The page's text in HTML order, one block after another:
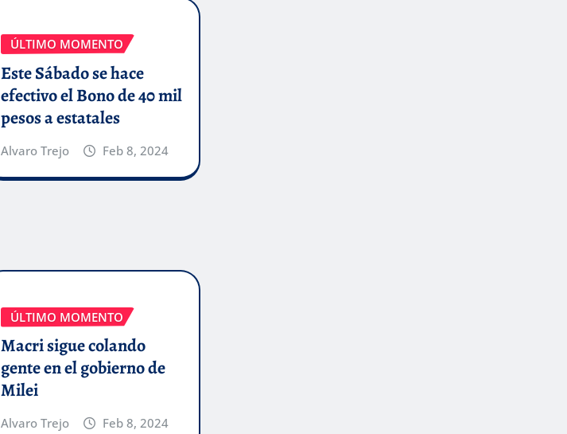
ÚLTIMO MOMENTO
Este Sábado se hace
efectivo el Bono de 40 mil
pesos a estatales
Alvaro Trejo Feb 8, 2024
ÚLTIMO MOMENTO
Macri sigue colando
gente en el gobierno de
Milei
Alvaro Trejo Feb 8, 2024